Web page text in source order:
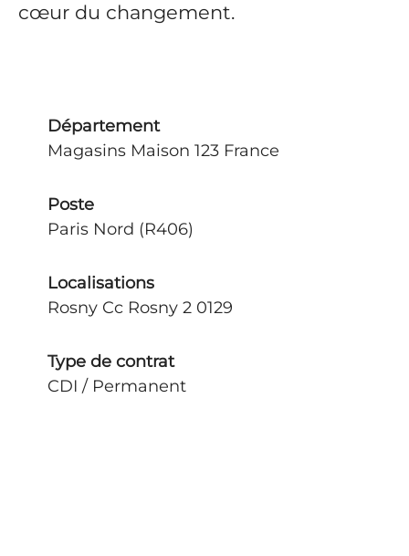
cœur du changement.
Département
Magasins Maison 123 France
Poste
Paris Nord (R406)
Localisations
Rosny Cc Rosny 2 0129
Type de contrat
CDI / Permanent